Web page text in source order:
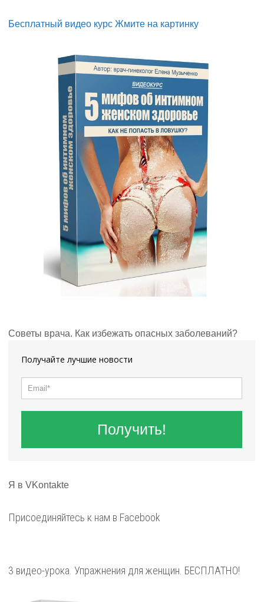
Бесплатный видео курс Жмите на картинку
Советы врача. Как избежать опасных заболеваний?
Получайте лучшие новости
Получить!
Я в VKontakte
Присоединяйтесь к нам в Facebook
3 видео-урока. Упражнения для женщин. БЕСПЛАТНО!